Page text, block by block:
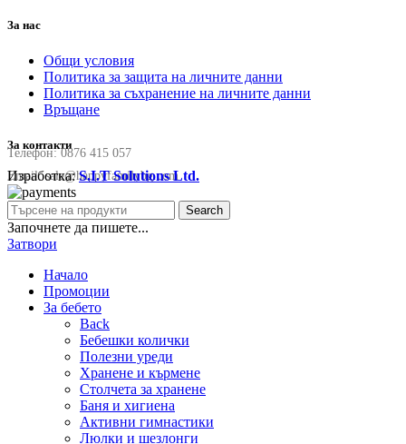
За нас
Общи условия
Политика за защита на личните данни
Политика за съхранение на личните данни
Връщане
За контакти
Телефон:0876 415 057
Email:sale@happyfamilybg.com
Изработка:S.I.T Solutions Ltd.
Search
Започнете да пишете...
Затвори
Начало
Промоции
За бебето
Back
Бебешки колички
Полезни уреди
Хранене и кърмене
Столчета за хранене
Баня и хигиена
Активни гимнастики
Люлки и шезлонги